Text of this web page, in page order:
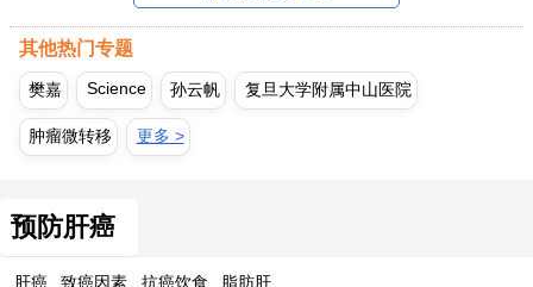
其他热门专题
樊嘉 Science 孙云帆 复旦大学附属中山医院
肿瘤微转移 更多 >
预防肝癌
肝癌 致癌因素 抗癌饮食 脂肪肝